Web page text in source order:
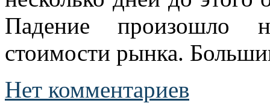
Падение произошло
стоимости рынка.
Нет комментариев